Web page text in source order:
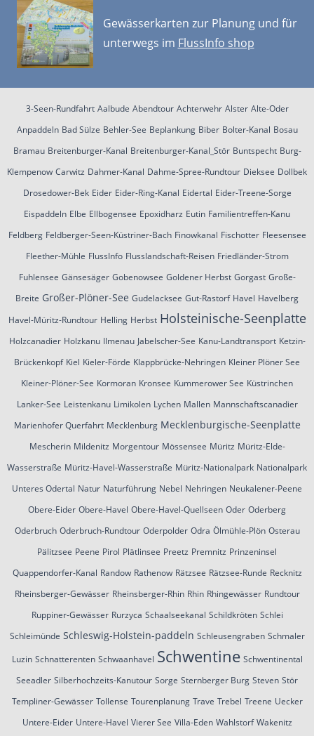
Gewässerkarten zur Planung und für
unterwegs im FlussInfo shop
3-Seen-Rundfahrt Aalbude Abendtour Achterwehr Alster Alte-Oder
Anpaddeln Bad Sülze Behler-See Beplankung Biber Bolter-Kanal Bosau
Bramau Breitenburger-Kanal Breitenburger-Kanal_Stör Buntspecht Burg-
Klempenow Carwitz Dahmer-Kanal Dahme-Spree-Rundtour Dieksee Dollbek
Drosedower-Bek Eider Eider-Ring-Kanal Eidertal Eider-Treene-Sorge
Eispaddeln Elbe Ellbogensee Epoxidharz Eutin Familientreffen-Kanu
Feldberg Feldberger-Seen-Küstriner-Bach Finowkanal Fischotter Fleesensee
Fleether-Mühle FlussInfo Flusslandschaft-Reisen Friedländer-Strom
Fuhlensee Gänsesäger Gobenowsee Goldener Herbst Gorgast Große-
Breite Großer-Plöner-See Gudelacksee Gut-Rastorf Havel Havelberg
Havel-Müritz-Rundtour Helling Herbst Holsteinische-Seenplatte
Holzcanadier Holzkanu Ilmenau Jabelscher-See Kanu-Landtransport Ketzin-
Brückenkopf Kiel Kieler-Förde Klappbrücke-Nehringen Kleiner Plöner See
Kleiner-Plöner-See Kormoran Kronsee Kummerower See Küstrinchen
Lanker-See Leistenkanu Limikolen Lychen Mallen Mannschaftscanadier
Marienhofer Querfahrt Mecklenburg Mecklenburgische-Seenplatte
Mescherin Mildenitz Morgentour Mössensee Müritz Müritz-Elde-
Wasserstraße Müritz-Havel-Wasserstraße Müritz-Nationalpark Nationalpark
Unteres Odertal Natur Naturführung Nebel Nehringen Neukalener-Peene
Obere-Eider Obere-Havel Obere-Havel-Quellseen Oder Oderberg
Oderbruch Oderbruch-Rundtour Oderpolder Odra Ölmühle-Plön Osterau
Pälitzsee Peene Pirol Plätlinsee Preetz Premnitz Prinzeninsel
Quappendorfer-Kanal Randow Rathenow Rätzsee Rätzsee-Runde Recknitz
Rheinsberger-Gewässer Rheinsberger-Rhin Rhin Rhingewässer Rundtour
Ruppiner-Gewässer Rurzyca Schaalseekanal Schildkröten Schlei
Schleimünde Schleswig-Holstein-paddeln Schleusengraben Schmaler
Luzin Schnatterenten Schwaanhavel Schwentine Schwentinental
Seeadler Silberhochzeits-Kanutour Sorge Sternberger Burg Steven Stör
Templiner-Gewässer Tollense Tourenplanung Trave Trebel Treene Uecker
Untere-Eider Untere-Havel Vierer See Villa-Eden Wahlstorf Wakenitz